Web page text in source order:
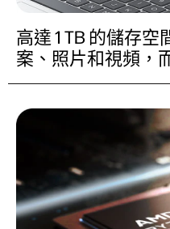
高達 1 TB 的儲存空
案、照片和視頻，